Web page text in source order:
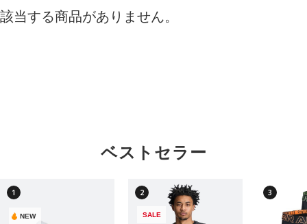
該当する商品がありません。
ベストセラー
1
NEW
2
SALE
3